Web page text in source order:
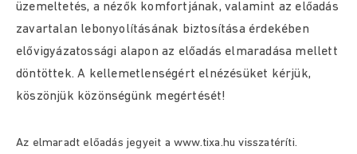
üzemeltetés, a nézők komfortjának, valamint az előadás
zavartalan lebonyolításának biztosítása érdekében
elővigyázatossági alapon az előadás elmaradása mellett
döntöttek. A kellemetlenségért elnézésüket kérjük,
köszönjük közönségünk megértését!
Az elmaradt előadás jegyeit a www.tixa.hu visszatéríti.